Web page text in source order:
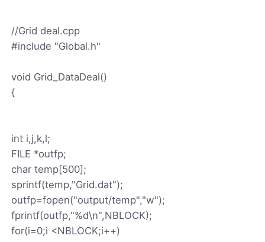
//Grid deal.cpp
#include "Global.h"
void Grid_DataDeal()
{
int i,j,k,l;
FILE *outfp;
char temp[500];
sprintf(temp,"Grid.dat");
outfp=fopen("output/temp","w");
fprintf(outfp,"%d\n",NBLOCK);
for(i=0;i <NBLOCK;i++)